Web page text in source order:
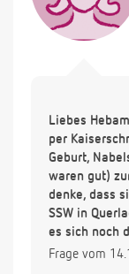
Liebes
per
Geburt,
waren gut)
denke, dass
SSW in
es sich noch
Frage vom